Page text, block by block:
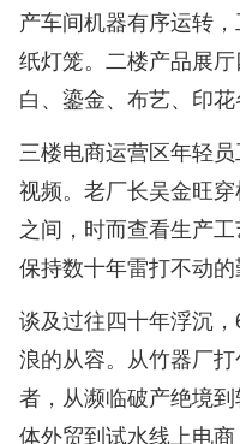
产车间机器有序运转
纸灯笼。二楼产品展
白、鎏金、布艺、印花
三楼电商运营区年轻
视频。老厂长吴金旺
之间，时而查看生产
保持数十年雷打不动的
谈及过往四十年浮沉
浪的从容。从竹器厂
者，从濒临破产绝境
体外贸到试水线上电商